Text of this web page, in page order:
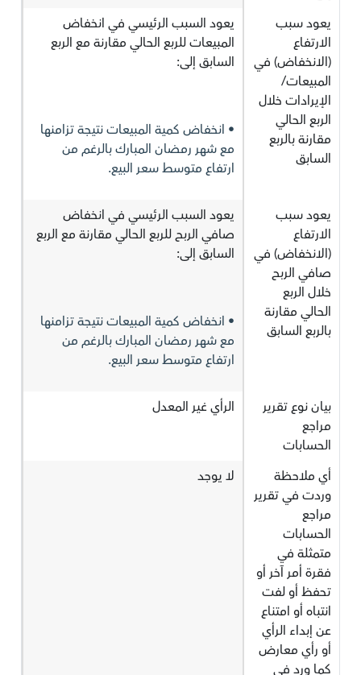
يعود سبب
الارتفاع
(الانخفاض) في
المبيعات/
الإيرادات خلال
الربع الحالي
مقارنة بالربع
السابق
يعود السبب الرئيسي في انخفاض
المبيعات للربع الحالي مقارنة مع الربع
السابق إلى:
• انخفاض كمية المبيعات نتيجة تزامنها
مع شهر رمضان المبارك بالرغم من
ارتفاع متوسط سعر البيع.
يعود سبب
الارتفاع
(الانخفاض) في
صافي الربح
خلال الربع
الحالي مقارنة
بالربع السابق
يعود السبب الرئيسي في انخفاض
صافي الربح للربع الحالي مقارنة مع الربع
السابق إلى:
• انخفاض كمية المبيعات نتيجة تزامنها
مع شهر رمضان المبارك بالرغم من
ارتفاع متوسط سعر البيع.
بيان نوع تقرير
مراجع
الحسابات
الرأي غير المعدل
أي ملاحظة
وردت في تقرير
مراجع
الحسابات
متمثلة في
فقرة أمر آخر أو
تحفظ أو لفت
انتباه أو امتناع
عن إبداء الرأي
أو رأي معارض
كما ورد في
لا يوجد